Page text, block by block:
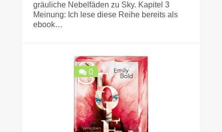
gräuliche Nebelfäden zu Sky. Kapitel 3
Meinung: Ich lese diese Reihe bereits als
ebook…
0